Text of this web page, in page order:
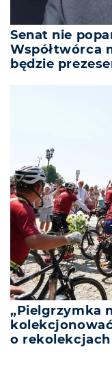
Senat nie
Współtwórca
będzie
„Pielgrzymka
o